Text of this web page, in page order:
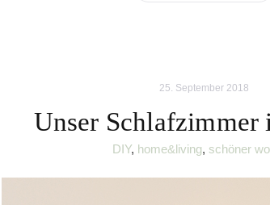
25. September 2018
Unser Schlafzimmer
DIY, home&living, schöner